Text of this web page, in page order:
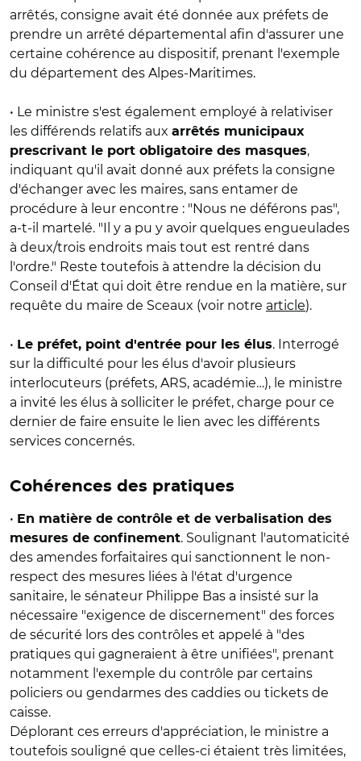
arrêtés, consigne avait été donnée aux préfets de
prendre un arrêté départemental afin d'assurer une
certaine cohérence au dispositif, prenant l'exemple
du département des Alpes-Maritimes.
• Le ministre s'est également employé à relativiser
les différends relatifs aux arrêtés municipaux
prescrivant le port obligatoire des masques,
indiquant qu'il avait donné aux préfets la consigne
d'échanger avec les maires, sans entamer de
procédure à leur encontre : "Nous ne déférons pas",
a-t-il martelé. "Il y a pu y avoir quelques engueulades
à deux/trois endroits mais tout est rentré dans
l'ordre." Reste toutefois à attendre la décision du
Conseil d'État qui doit être rendue en la matière, sur
requête du maire de Sceaux (voir notre article).
• Le préfet, point d'entrée pour les élus. Interrogé
sur la difficulté pour les élus d'avoir plusieurs
interlocuteurs (préfets, ARS, académie…), le ministre
a invité les élus à solliciter le préfet, charge pour ce
dernier de faire ensuite le lien avec les différents
services concernés.
Cohérences des pratiques
• En matière de contrôle et de verbalisation des
mesures de confinement. Soulignant l'automaticité
des amendes forfaitaires qui sanctionnent le non-
respect des mesures liées à l'état d'urgence
sanitaire, le sénateur Philippe Bas a insisté sur la
nécessaire "exigence de discernement" des forces
de sécurité lors des contrôles et appelé à "des
pratiques qui gagneraient à être unifiées", prenant
notamment l'exemple du contrôle par certains
policiers ou gendarmes des caddies ou tickets de
caisse.
Déplorant ces erreurs d'appréciation, le ministre a
toutefois souligné que celles-ci étaient très limitées,